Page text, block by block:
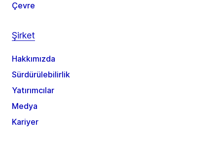
Çevre
Şirket
Hakkımızda
Sürdürülebilirlik
Yatırımcılar
Medya
Kariyer